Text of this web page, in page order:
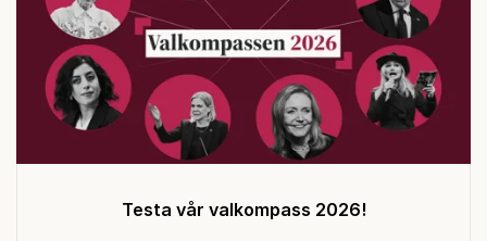
Testa vår valkompass 2026!